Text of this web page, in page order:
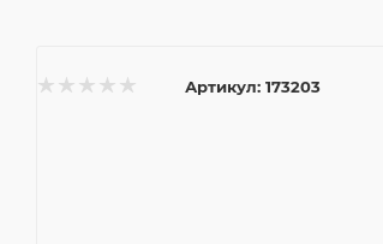
Артикул: 173203